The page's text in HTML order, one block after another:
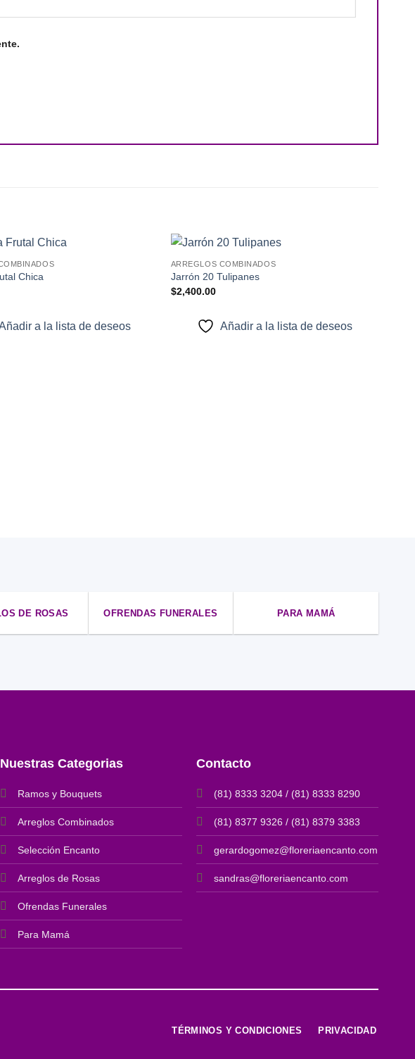
Chica
a la lista de deseos
ARREGLOS COMBINADOS
Jarrón 20 Tulipanes
$2,400.00
Añadir a la lista de deseos
DE ROSAS OFRENDAS FUNERALES PARA MAMÁ
Nuestras Categorias
Ramos y Bouquets
Arreglos Combinados
Selección Encanto
Arreglos de Rosas
Ofrendas Funerales
Para Mamá
Contacto
(81) 8333 3204 / (81) 8333 8290
(81) 8377 9326 / (81) 8379 3383
gerardogomez@floreriaencanto.com
sandras@floreriaencanto.com
TÉRMINOS Y CONDICIONES PRIVACIDAD